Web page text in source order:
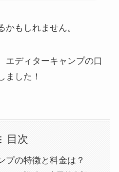
かもしれません。
エディターキャンプの口
ました！
目次
プの特徴と料金は？